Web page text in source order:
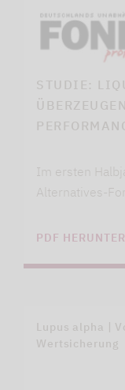
STUDIE:
Im ersten
Alternatives-
PDF
Lupus alpha |
Wertsicherung